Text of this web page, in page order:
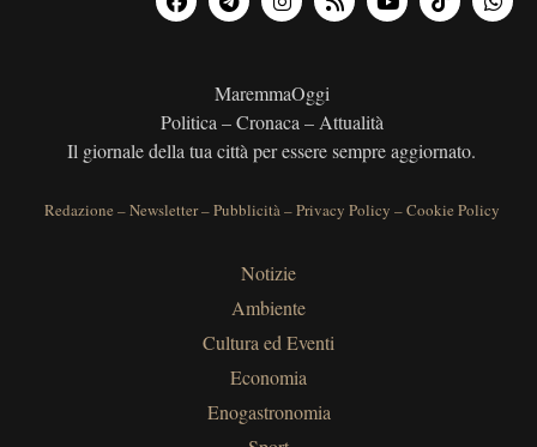
MaremmaOggi
Politica – Cronaca – Attualità
Il giornale della tua città per essere sempre aggiornato.
Redazione –Newsletter–Pubblicità–Privacy Policy –Cookie Policy
Notizie
Ambiente
Cultura ed Eventi
Economia
Enogastronomia